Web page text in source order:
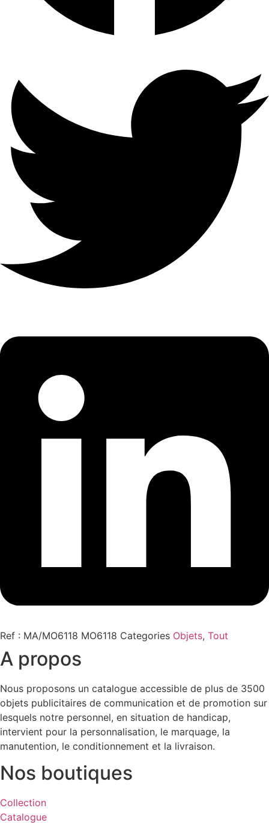
Ref : MA/MO6118 MO6118 Categories Objets, Tout
A propos
Nous proposons un catalogue accessible de plus de 3500
objets publicitaires de communication et de promotion sur
lesquels notre personnel, en situation de handicap,
intervient pour la personnalisation, le marquage, la
manutention, le conditionnement et la livraison.
Nos boutiques
Collection
Catalogue